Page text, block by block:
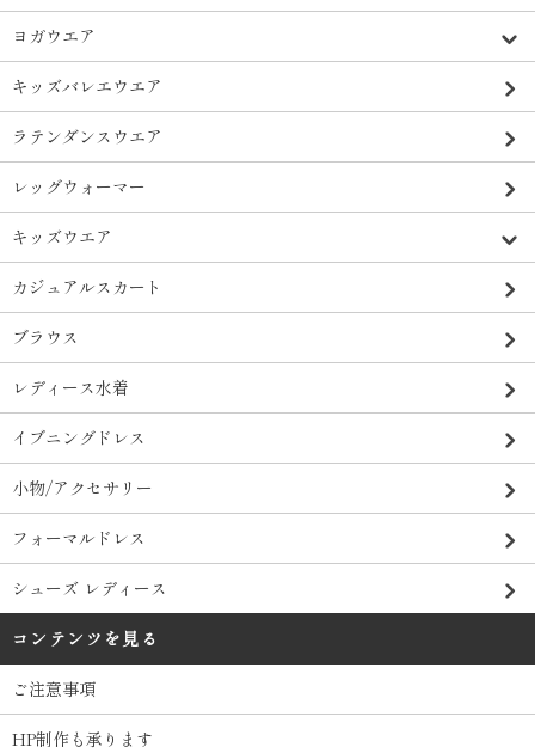
ヨガウエア
キッズバレエウエア
ラテンダンスウエア
レッグウォーマー
キッズウエア
カジュアルスカート
ブラウス
レディース水着
イブニングドレス
小物/アクセサリー
フォーマルドレス
シューズ レディース
コンテンツを見る
ご注意事項
HP制作も承ります